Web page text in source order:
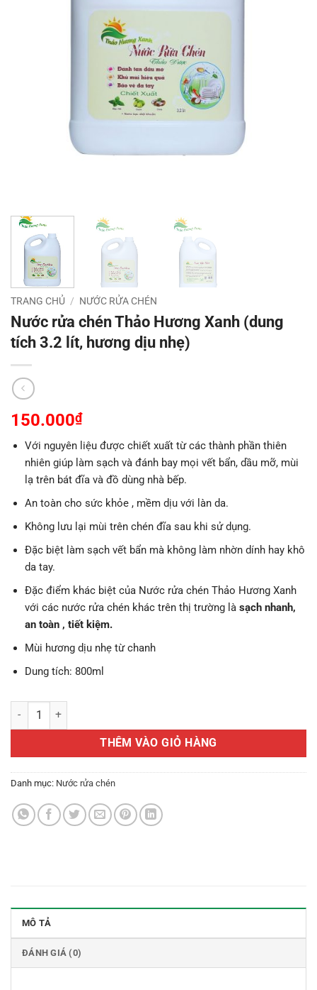
TRANG CHỦ / NƯỚC RỬA CHÉN
Nước rửa chén Thảo Hương Xanh (dung
tích 3.2 lít, hương dịu nhẹ)
150.000₫
Với nguyên liệu được chiết xuất từ các thành phần thiên
nhiên giúp làm sạch và đánh bay mọi vết bẩn, dầu mỡ, mùi
lạ trên bát đĩa và đồ dùng nhà bếp.
An toàn cho sức khỏe , mềm dịu với làn da.
Không lưu lại mùi trên chén đĩa sau khi sử dụng.
Đặc biệt làm sạch vết bẩn mà không làm nhờn dính hay khô
da tay.
Đặc điểm khác biệt của Nước rửa chén Thảo Hương Xanh
với các nước rửa chén khác trên thị trường là sạch nhanh,
an toàn , tiết kiệm.
Mùi hương dịu nhẹ từ chanh
Dung tích: 800ml
Nước rửa chén Thảo Hương Xanh (dung tích 3.2 lít, hương dịu nhẹ)
THÊM VÀO GIỎ HÀNG
Danh mục: Nước rửa chén
MÔ TẢ
ĐÁNH GIÁ (0)